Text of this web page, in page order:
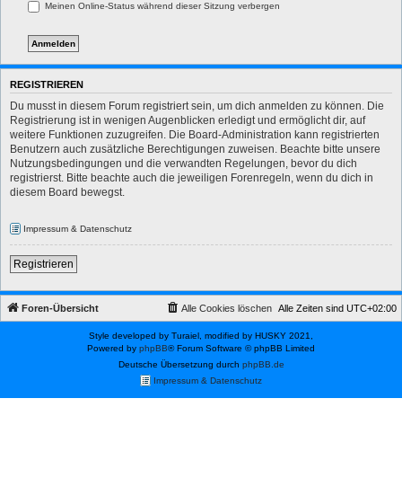
Meinen Online-Status während dieser Sitzung verbergen
REGISTRIEREN
Du musst in diesem Forum registriert sein, um dich anmelden zu können. Die
Registrierung ist in wenigen Augenblicken erledigt und ermöglicht dir, auf
weitere Funktionen zuzugreifen. Die Board-Administration kann registrierten
Benutzern auch zusätzliche Berechtigungen zuweisen. Beachte bitte unsere
Nutzungsbedingungen und die verwandten Regelungen, bevor du dich
registrierst. Bitte beachte auch die jeweiligen Forenregeln, wenn du dich in
diesem Board bewegst.
Impressum & Datenschutz
Registrieren
Foren-Übersicht Alle Zeiten sind UTC+02:00
Alle Cookies löschen
Style developed by Turaiel, modified by HUSKY 2021,
Powered by phpBB® Forum Software © phpBB Limited
Deutsche Übersetzung durch phpBB.de
Impressum & Datenschutz